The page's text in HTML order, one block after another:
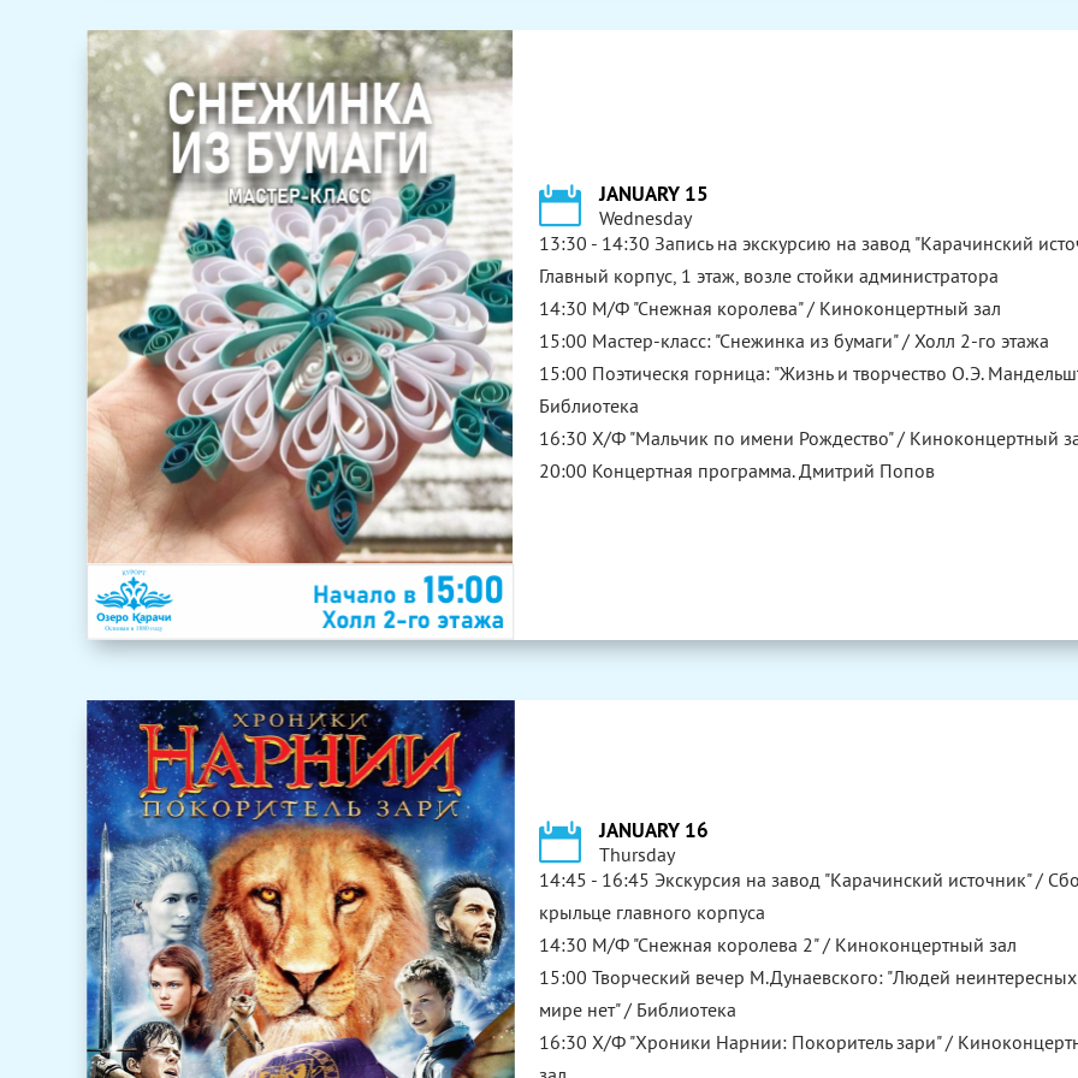
JANUARY 15
Wednesday
13:30 - 14:30 Запись на экскурсию на завод "Карачинский
Главный корпус, 1 этаж, возле стойки администратора
14:30 М/Ф "Снежная королева" / Киноконцертный зал
15:00 Мастер-класс: "Снежинка из бумаги" / Холл 2-го этажа
15:00 Поэтическя горница: "Жизнь и творчество О.Э.
Библиотека
16:30 Х/Ф "Мальчик по имени Рождество" / Киноконцертный
20:00 Концертная программа. Дмитрий Попов
JANUARY 16
Thursday
14:45 - 16:45 Экскурсия на завод "Карачинский источник" /
крыльце главного корпуса
14:30 М/Ф "Снежная королева 2" / Киноконцертный зал
15:00 Творческий вечер М.Дунаевского: "Людей
мире нет" / Библиотека
16:30 Х/Ф "Хроники Нарнии: Покоритель зари" /